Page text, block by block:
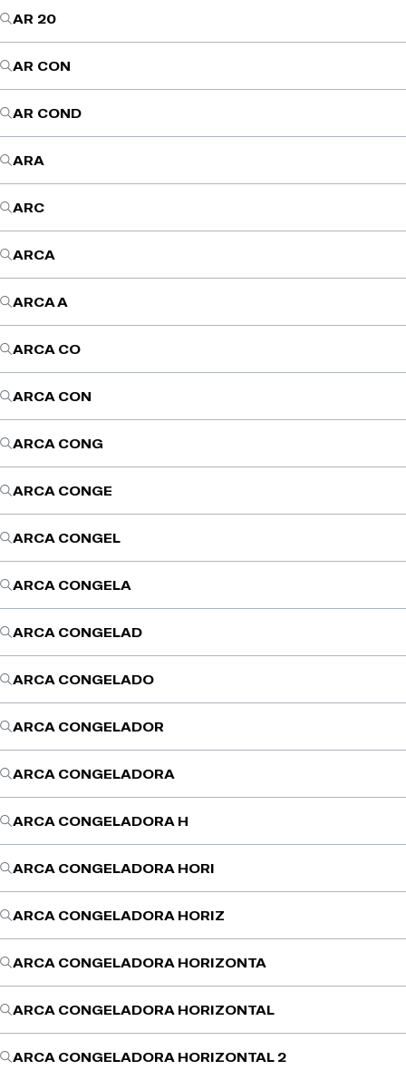
AR 20
AR CON
AR COND
ARA
ARC
ARCA
ARCA A
ARCA CO
ARCA CON
ARCA CONG
ARCA CONGE
ARCA CONGEL
ARCA CONGELA
ARCA CONGELAD
ARCA CONGELADO
ARCA CONGELADOR
ARCA CONGELADORA
ARCA CONGELADORA H
ARCA CONGELADORA HORI
ARCA CONGELADORA HORIZ
ARCA CONGELADORA HORIZONTA
ARCA CONGELADORA HORIZONTAL
ARCA CONGELADORA HORIZONTAL 2